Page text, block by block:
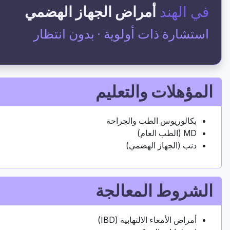
في الهند أمراض الجهاز الهضمي
استشارة ذات أولوية · بدون انتظار
المؤهلات والتعليم
بكالوريوس الطب والجراحة
MD (الطب العام)
دنب (الجهاز الهضمي)
الشروط المعالجة
أمراض الأمعاء الالتهابية (IBD)